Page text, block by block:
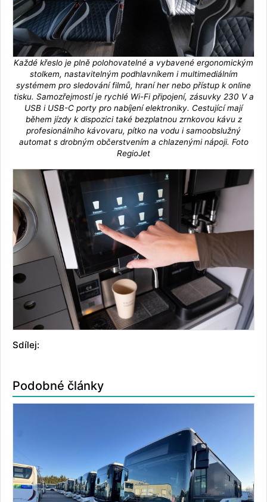
Každé křeslo je plně polohovatelné a vybavené ergonomickým
stolkem, nastavitelným podhlavníkem i multimediálním
systémem pro sledování filmů, hraní her nebo přístup k online
tisku. Samozřejmostí je rychlé Wi-Fi připojení, zásuvky 230 V a
USB i USB-C porty pro nabíjení elektroniky. Cestující mají
během jízdy k dispozici také bezplatnou zrnkovou kávu z
profesionálního kávovaru, pítko na vodu i samoobslužný
automat s drobným občerstvením a chlazenými nápoji. Foto
RegioJet
Sdílej:
Podobné články